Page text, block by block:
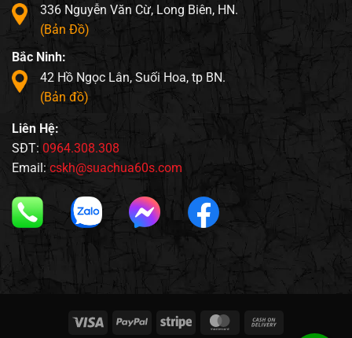
336 Nguyễn Văn Cừ, Long Biên, HN.
(Bản Đồ)
Bắc Ninh:
42 Hồ Ngọc Lân, Suối Hoa, tp BN.
(Bản đồ)
Liên Hệ:
SĐT: 0964.308.308
Email: cskh@suachua60s.com
Visa PayPal Stripe MasterCard